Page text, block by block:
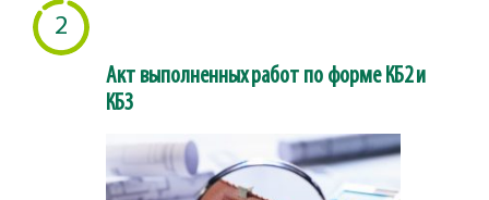
2
Акт выполненных работ по форме КБ2 и
КБ3